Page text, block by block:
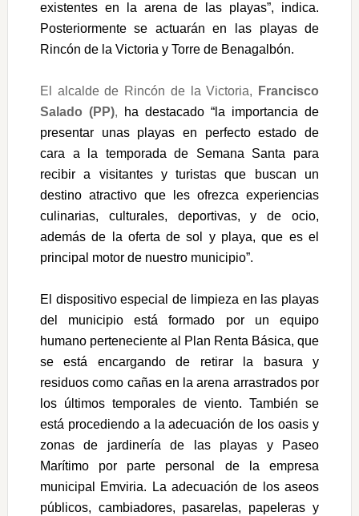
existentes en la arena de las playas”, indica.
Posteriormente se actuarán en las playas de
Rincón de la Victoria y Torre de Benagalbón.
El alcalde de Rincón de la Victoria,
Francisco
Salado (PP),
ha destacado “la importancia de
presentar unas playas en perfecto estado de
cara a la temporada de Semana Santa para
recibir a visitantes y turistas que buscan un
destino atractivo que les ofrezca experiencias
culinarias, culturales, deportivas, y de ocio,
además de la oferta de sol y playa, que es el
principal motor de nuestro municipio”.
El dispositivo especial de limpieza en las playas
del municipio está formado por un equipo
humano perteneciente al Plan Renta Básica, que
se está encargando de retirar la basura y
residuos como cañas en la arena arrastrados por
los últimos temporales de viento. También se
está procediendo a la adecuación de los oasis y
zonas de jardinería de las playas y Paseo
Marítimo por parte personal de la empresa
municipal Emviria. La adecuación de los aseos
públicos, cambiadores, pasarelas, papeleras y